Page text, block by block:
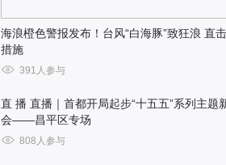
海浪橙色警报发布！台风“白海豚”致狂浪 直
措施
391人参与
直 播 直播｜首都开局起步“十五五”系列主题
会——昌平区专场
808人参与